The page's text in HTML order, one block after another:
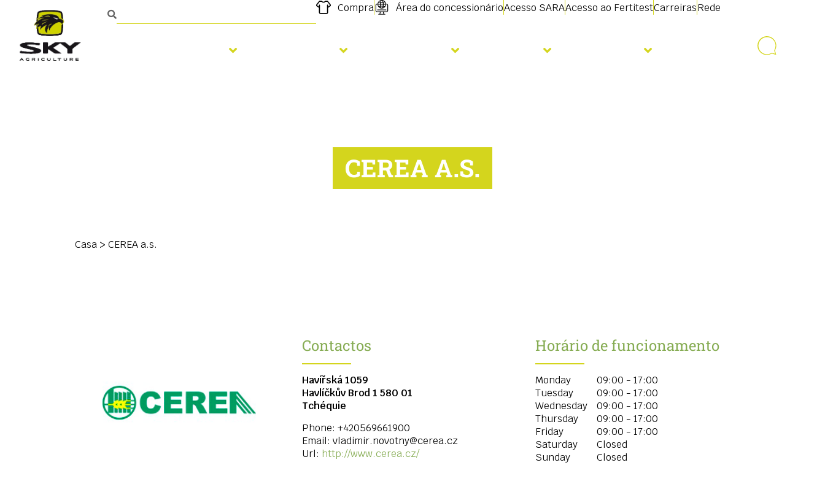
Compra Área do concessionárioAcesso SARAAcesso ao FertitestCarreirasRede
CEREA A.S.
Casa > CEREA a.s.
Contactos
Havířská 1059
Havlíčkův Brod 1 580 01
Tchéquie
Phone: +420569661900
Email: vladimir.novotny@cerea.cz
Url: http://www.cerea.cz/
Horário de funcionamento
Monday
09:00 - 17:00
Tuesday
09:00 - 17:00
Wednesday
09:00 - 17:00
Thursday
09:00 - 17:00
Friday
09:00 - 17:00
Saturday
Closed
Sunday
Closed